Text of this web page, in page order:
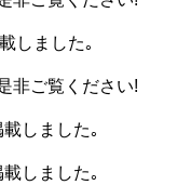
しました｡
非ご覧ください!
載しました｡
載しました｡